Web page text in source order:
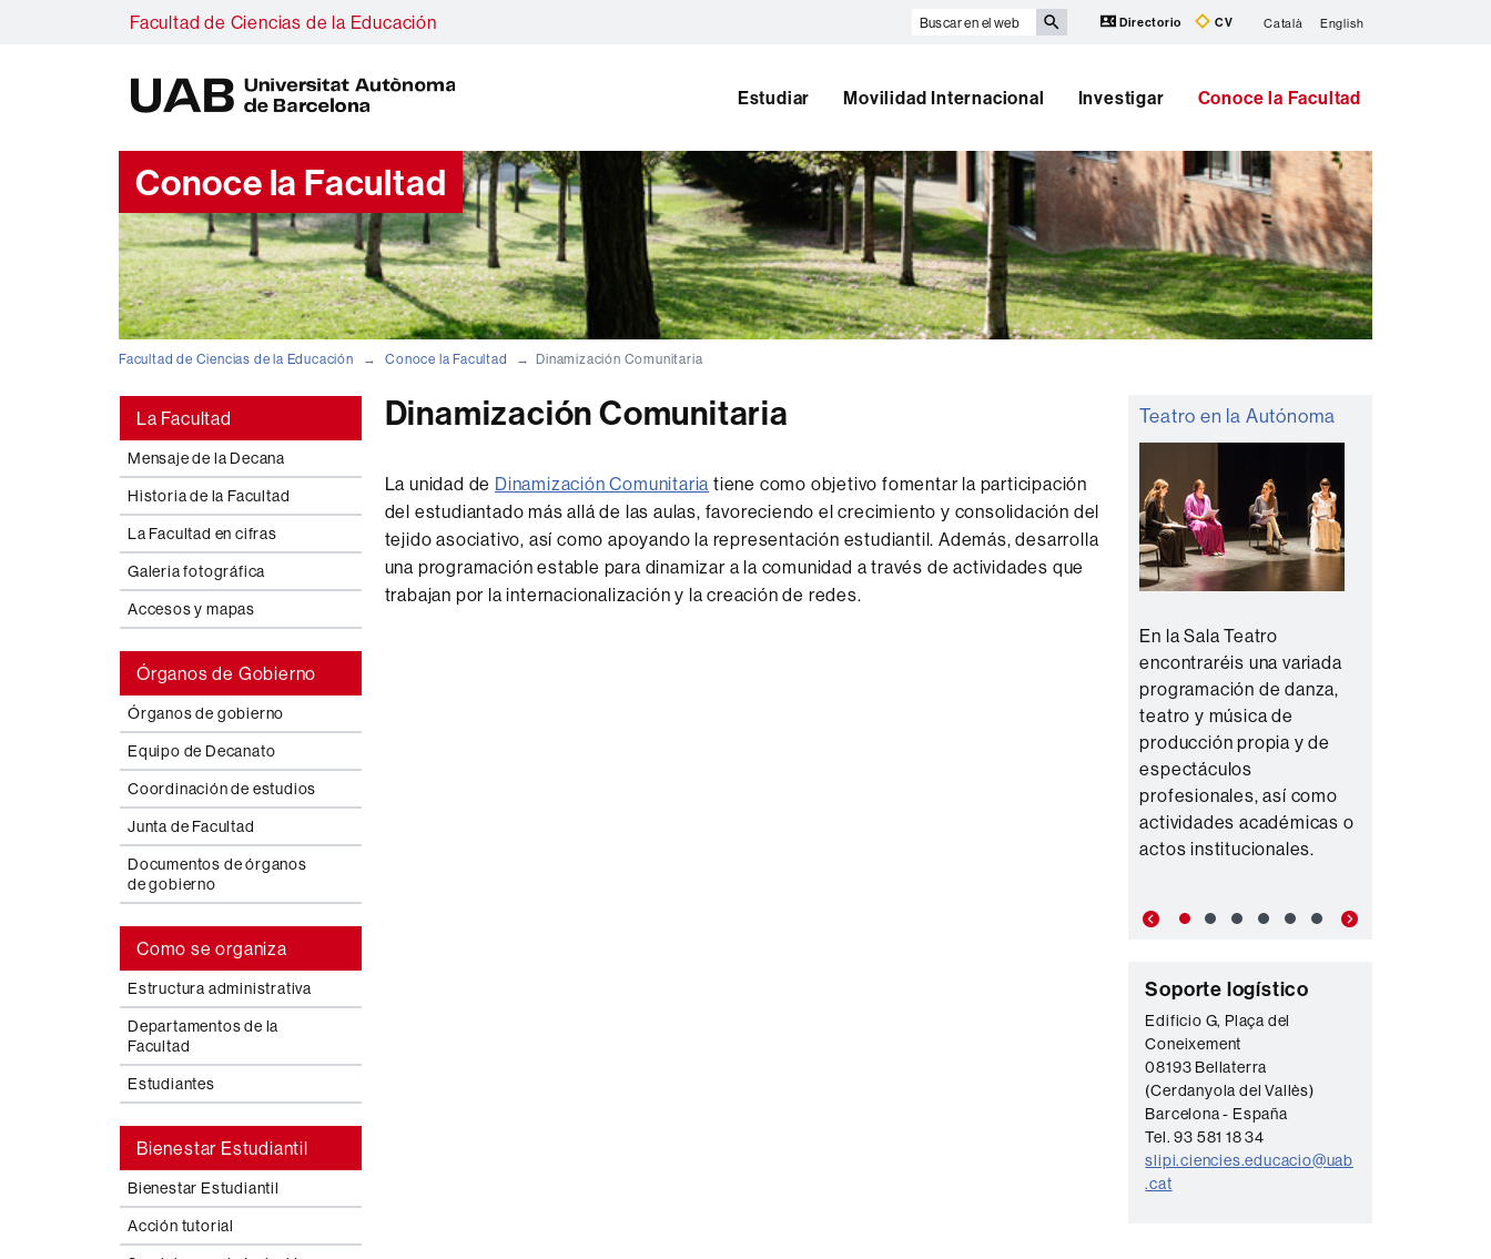
Facultad de Ciencias de la Educación
Buscar
web
Directorio CV Català English
A
Estudiar Movilidad Internacional Investigar Conoce la Facultad
Conoce la Facultad
Facultad de Ciencias de la Educación Conoce la Facultad Dinamización Comunitaria
La Facultad
Mensaje de la Decana
Historia de la Facultad
La Facultad en cifras
Galeria fotográfica
Accesos y mapas
Órganos de Gobierno
Órganos de gobierno
Equipo de Decanato
Coordinación de estudios
Junta de Facultad
Documentos de órganos
de gobierno
Como se organiza
Estructura administrativa
Departamentos de la
Facultad
Estudiantes
Bienestar Estudiantil
Bienestar Estudiantil
Acción tutorial
Dinamización Comunitaria
La unidad de Dinamización Comunitaria tiene como objetivo fomentar la participación
del estudiantado más allá de las aulas, favoreciendo el crecimiento y consolidación del
tejido asociativo, así como apoyando la representación estudiantil. Además, desarrolla
una programación estable para dinamizar a la comunidad a través de actividades que
trabajan por la internacionalización y la creación de redes.
Información
complementaria
Teatro en la Autónoma
En la Sala Teatro
encontraréis una variada
programación de danza,
teatro y música de
producción propia y de
espectáculos
profesionales, así como
actividades académicas o
actos institucionales.
Previous Next
C
o
n
t
a
c
t
Soporte logístico
Edificio G, Plaça del
Coneixement
08193 Bellaterra
(Cerdanyola del Vallès)
Barcelona - España
Tel. 93 581 18 34
slipi.ciencies.educacio@uab
.cat